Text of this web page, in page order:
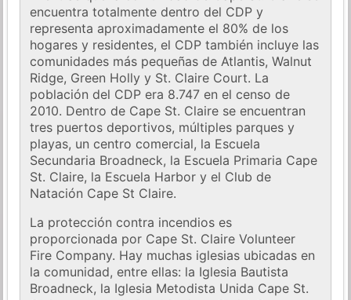
encuentra totalmente dentro del CDP y
representa aproximadamente el 80% de los
hogares y residentes, el CDP también incluye las
comunidades más pequeñas de Atlantis, Walnut
Ridge, Green Holly y St. Claire Court. La
población del CDP era 8.747 en el censo de
2010. Dentro de Cape St. Claire se encuentran
tres puertos deportivos, múltiples parques y
playas, un centro comercial, la Escuela
Secundaria Broadneck, la Escuela Primaria Cape
St. Claire, la Escuela Harbor y el Club de
Natación Cape St Claire.
La protección contra incendios es
proporcionada por Cape St. Claire Volunteer
Fire Company. Hay muchas iglesias ubicadas en
la comunidad, entre ellas: la Iglesia Bautista
Broadneck, la Iglesia Metodista Unida Cape St.